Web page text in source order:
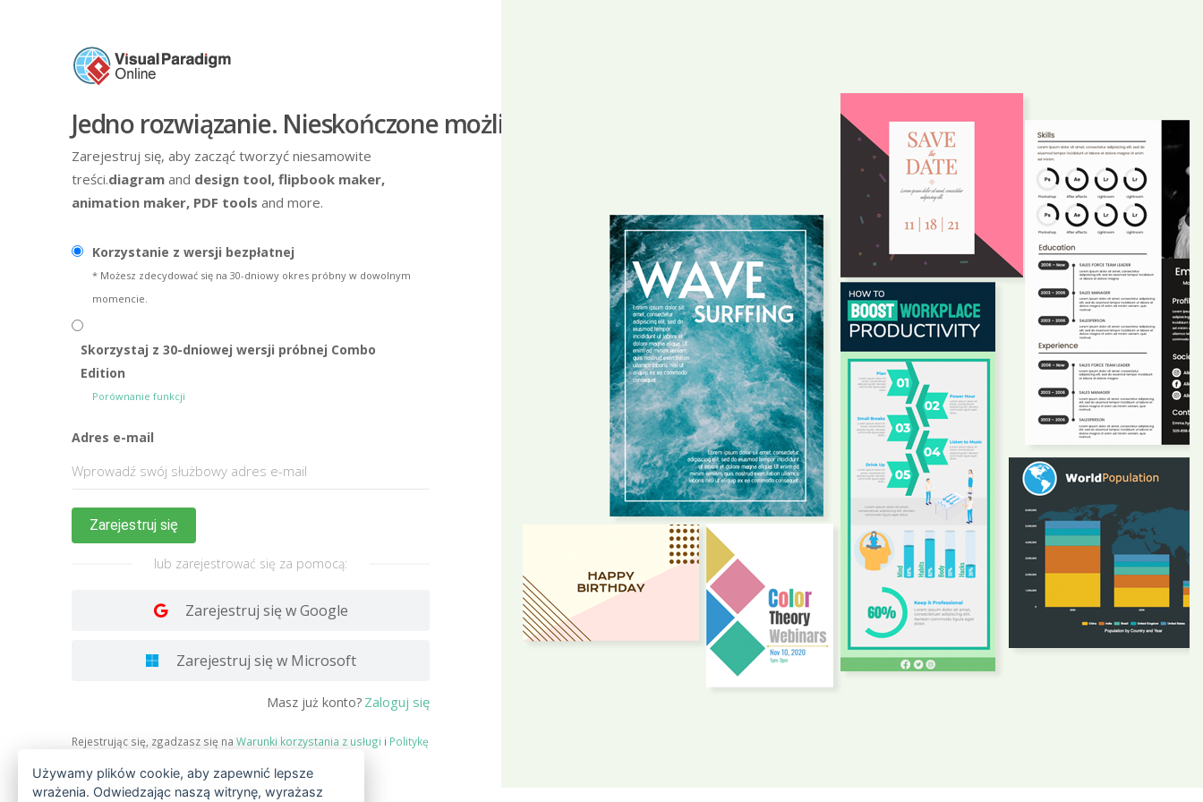
Jedno rozwiązanie. Nieskończone możliwości.
Zarejestruj się, aby zacząć tworzyć niesamowite
treści.diagram and design tool, flipbook maker,
animation maker, PDF tools and more.
Korzystanie z wersji bezpłatnej
* Możesz zdecydować się na 30-dniowy okres próbny w dowolnym
momencie.
Skorzystaj z 30-dniowej wersji próbnej Combo
Edition
Porównanie funkcji
Adres e-mail
Zarejestruj się
lub zarejestrować się za pomocą:
Zarejestruj się w Google
Zarejestruj się w Microsoft
Masz już konto? Zaloguj się
Rejestrując się, zgadzasz się na Warunki korzystania z usługi i Politykę
Używamy plików cookie, aby zapewnić lepsze
wrażenia. Odwiedzając naszą witrynę, wyrażasz